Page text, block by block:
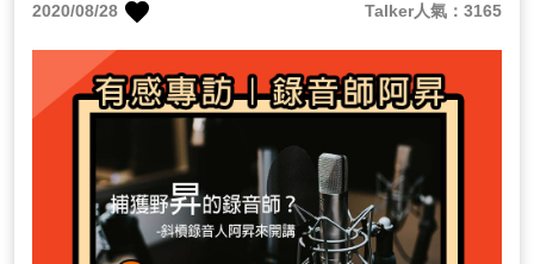
2020/08/28 Talker人氣：3165